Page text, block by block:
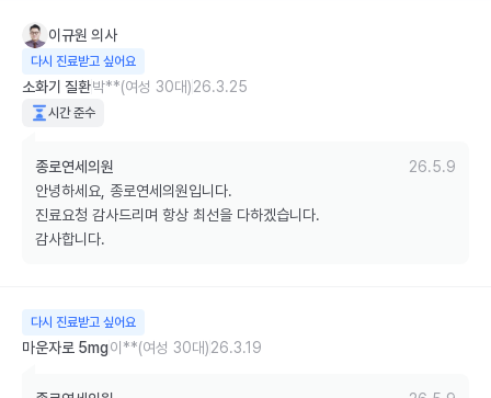
이규원 의사
다시 진료받고 싶어요
소화기 질환박**(여성 30대)26.3.25
시간 준수
종로연세의원
26.5.9
안녕하세요, 종로연세의원입니다.
진료요청 감사드리며 항상 최선을 다하겠습니다.
감사합니다.
다시 진료받고 싶어요
마운자로 5mg이**(여성 30대)26.3.19